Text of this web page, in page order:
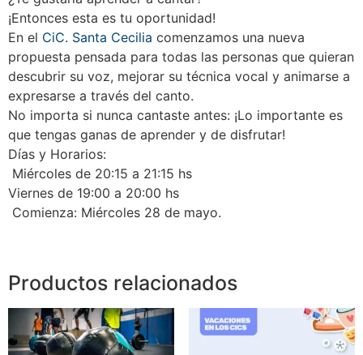
¡Entonces esta es tu oportunidad!
En el CiC. Santa Cecilia comenzamos una nueva
propuesta pensada para todas las personas que quieran
descubrir su voz, mejorar su técnica vocal y animarse a
expresarse a través del canto.
No importa si nunca cantaste antes: ¡Lo importante es
que tengas ganas de aprender y de disfrutar!
Días y Horarios:
Miércoles de 20:15 a 21:15 hs
Viernes de 19:00 a 20:00 hs
Comienza: Miércoles 28 de mayo.
Productos relacionados